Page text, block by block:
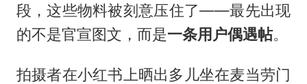
段，这些物料被刻意压住了——最先出现
的不是官宣图文，而是一条用户偶遇帖。
拍摄者在小红书上晒出多儿坐在麦当劳门